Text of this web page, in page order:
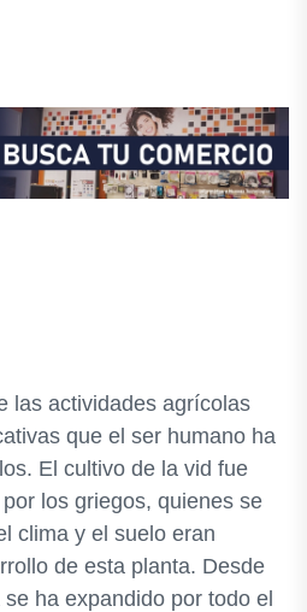
las actividades agrícolas
que el ser humano ha
El cultivo de la vid fue
los griegos, quienes se
clima y el suelo eran
de esta planta. Desde
ha expandido por todo el